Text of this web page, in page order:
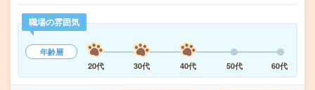
職場の雰囲気
年齢層
20代
30代 40代 50代 60代